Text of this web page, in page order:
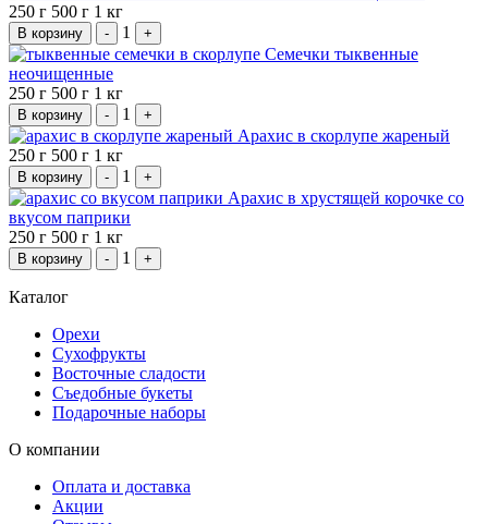
250 г 500 г 1 кг
В корзину - 1 +
Семечки тыквенные
неочищенные
250 г 500 г 1 кг
В корзину - 1 +
Арахис в скорлупе жареный
250 г 500 г 1 кг
В корзину - 1 +
Арахис в хрустящей корочке со
вкусом паприки
250 г 500 г 1 кг
В корзину - 1 +
Каталог
Орехи
Сухофрукты
Восточные сладости
Съедобные букеты
Подарочные наборы
О компании
Оплата и доставка
Акции